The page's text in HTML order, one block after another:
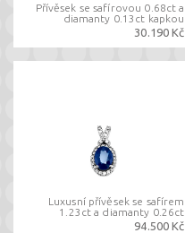
Přívěsek se safírovou 0.68ct a
diamanty 0.13ct kapkou
30.190 Kč
Luxusní přívěsek se safírem
1.23ct a diamanty 0.26ct
94.500 Kč